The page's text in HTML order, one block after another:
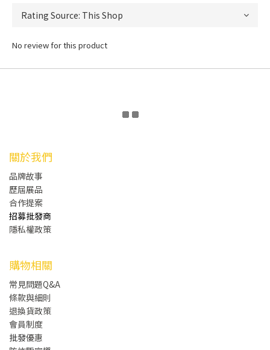
No review for this product
關於我們
品牌故事
歷屆展品
合作提案
招募批發商
隱私權政策
購物相關
常見問題Q&A
條款與細則
退換貨政策
會員制度
批發優惠